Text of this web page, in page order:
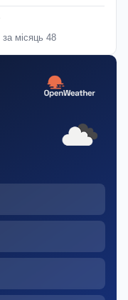
за місяць 48